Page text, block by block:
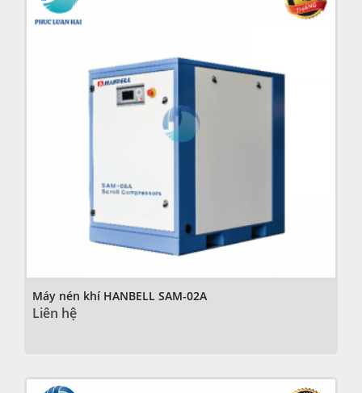
Máy nén khí HANBELL SAM-02A
Liên hệ